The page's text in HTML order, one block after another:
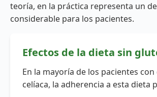
teoría, en la práctica representa un
considerable para los pacientes.
Efectos de la dieta sin
En la mayoría de los pacientes
celíaca, la adherencia a esta dieta